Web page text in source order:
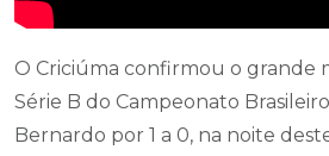
O Criciúma confirmou o grande
Série B do Campeonato
Bernardo por 1 a 0, na noite